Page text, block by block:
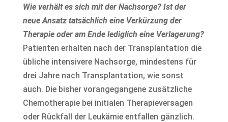
Wie verhält es sich mit der Nachsorge? Ist der
neue Ansatz tatsächlich eine Verkürzung der
Therapie oder am Ende lediglich eine Verlagerung?
Patienten erhalten nach der Transplantation die
übliche intensivere Nachsorge, mindestens für
drei Jahre nach Transplantation, wie sonst
auch. Die bisher vorangegangene zusätzliche
Chemotherapie bei initialen Therapieversagen
oder Rückfall der Leukämie entfallen gänzlich.